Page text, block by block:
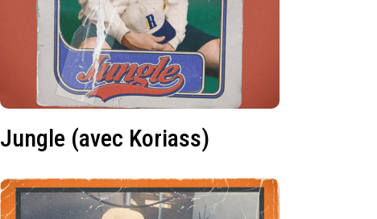
Jungle (avec Koriass)